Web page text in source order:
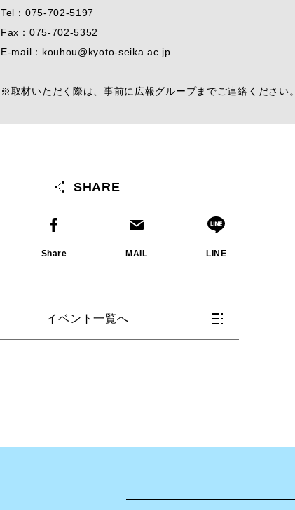
Tel：075-702-5197
Fax：075-702-5352
E-mail：kouhou@kyoto-seika.ac.jp
※取材いただく際は、事前に広報グループまでご連絡ください。
SHARE
Share MAIL LINE
イベント一覧へ